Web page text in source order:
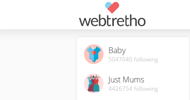
Baby
5047040 following
Just Mums
4426754following